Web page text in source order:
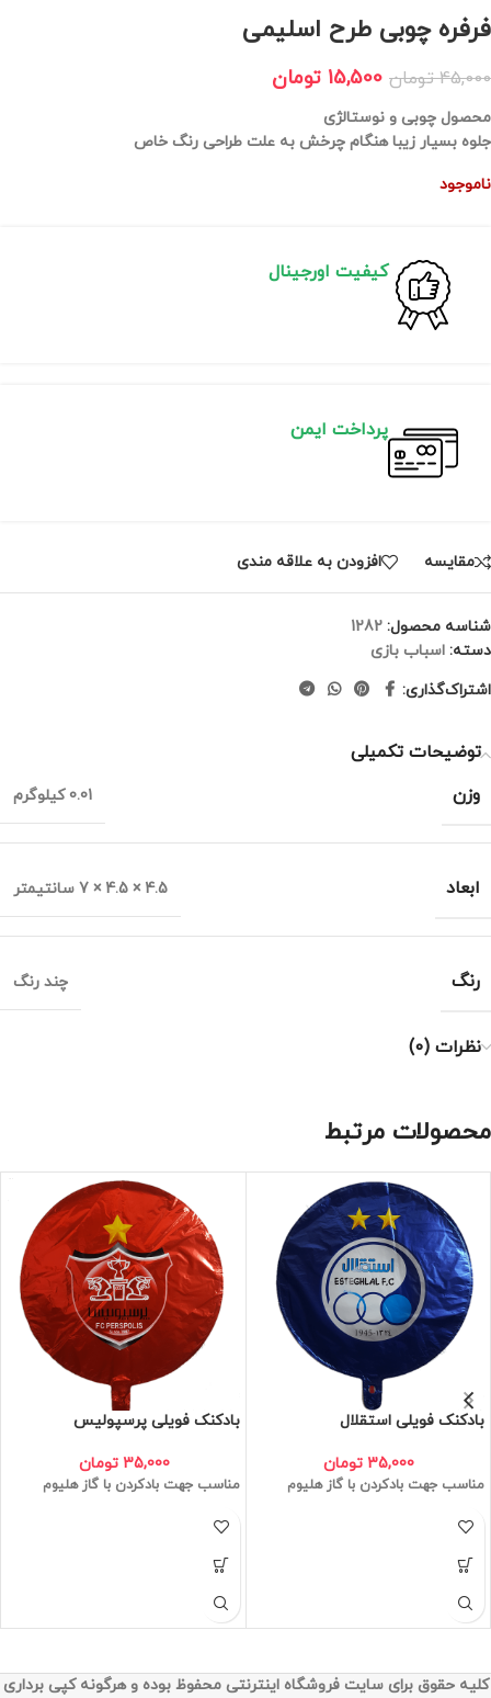
فرفره چوبی طرح اسلیمی
45,000 تومان 15,500 تومان
محصول چوبی و نوستالژی
جلوه بسیار زیبا هنگام چرخش به علت طراحی رنگ خاص
ناموجود
کیفیت اورجینال
پرداخت ایمن
مقايسه افزودن به علاقه مندی
شناسه محصول: 1282
دسته: اسباب بازی
اشتراک‌گذاری:
توضیحات تکمیلی
وزن
0.01 کیلوگرم
ابعاد 4.5 × 4.5 × 7 سانتیمتر
رنگ چند رنگ
نظرات (0)
محصولات مرتبط
بادکنک فویلی استقلال
35,000 تومان
مناسب جهت بادکردن با گاز هلیوم
بادکنک فویلی پرسپولیس
35,000 تومان
مناسب جهت بادکردن با گاز هلیوم
کلیه حقوق برای سایت فروشگاه اینترنتی محفوظ بوده و هرگونه کپی برداری